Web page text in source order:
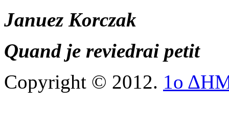
Januez Korczak
Quand je reviedrai petit
Copyright © 2012. 1ο